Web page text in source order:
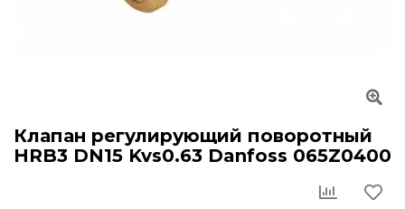
Клапан регулирующий поворотный
HRB3 DN15 Kvs0.63 Danfoss 065Z0400